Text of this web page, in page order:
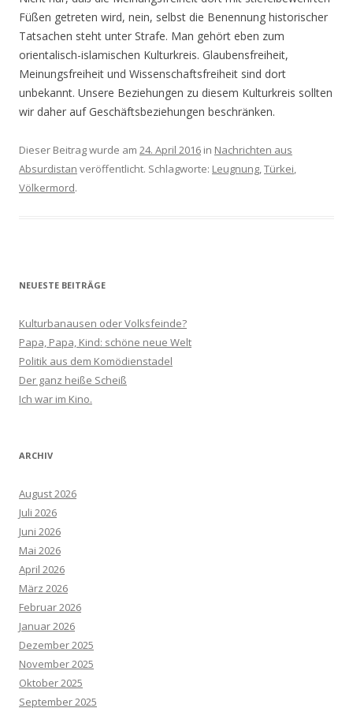
Füßen getreten wird, nein, selbst die Benennung historischer
Tatsachen steht unter Strafe. Man gehört eben zum
orientalisch-islamischen Kulturkreis. Glaubensfreiheit,
Meinungsfreiheit und Wissenschaftsfreiheit sind dort
unbekannt. Unsere Beziehungen zu diesem Kulturkreis sollten
wir daher auf Geschäftsbeziehungen beschränken.
Dieser Beitrag wurde am 24. April 2016 in Nachrichten aus
Absurdistan veröffentlicht. Schlagworte: Leugnung,Türkei,
Völkermord.
NEUESTE BEITRÄGE
Kulturbanausen oder Volksfeinde?
Papa, Papa, Kind: schöne neue Welt
Politik aus dem Komödienstadel
Der ganz heiße Scheiß
Ich war im Kino.
ARCHIV
August 2026
Juli 2026
Juni 2026
Mai 2026
April 2026
März 2026
Februar 2026
Januar 2026
Dezember 2025
November 2025
Oktober 2025
September 2025